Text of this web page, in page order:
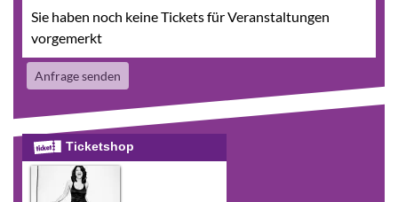
Sie haben noch keine Tickets für Veranstaltungen
vorgemerkt
Anfrage senden
Ticketshop